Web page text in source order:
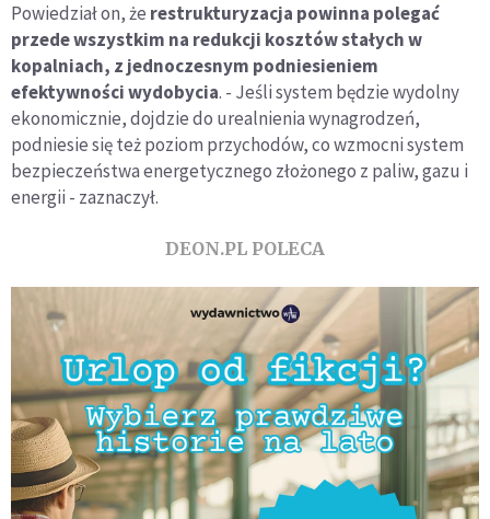
Powiedział on, że restrukturyzacja powinna polegać
przede wszystkim na redukcji kosztów stałych w
kopalniach, z jednoczesnym podniesieniem
efektywności wydobycia. - Jeśli system będzie wydolny
ekonomicznie, dojdzie do urealnienia wynagrodzeń,
podniesie się też poziom przychodów, co wzmocni system
bezpieczeństwa energetycznego złożonego z paliw, gazu i
energii - zaznaczył.
DEON.PL POLECA